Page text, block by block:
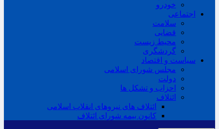
خودرو
اجتماعی
سلامت
قضایی
محیط زیست
گردشگری
سیاست و اقتصاد
مجلس شورای اسلامی
دولت
احزاب و تشکل ها
ائتلاف
ائتلاف های نیروهای انقلاب اسلامی
کانون بیمه شورای ائتلاف